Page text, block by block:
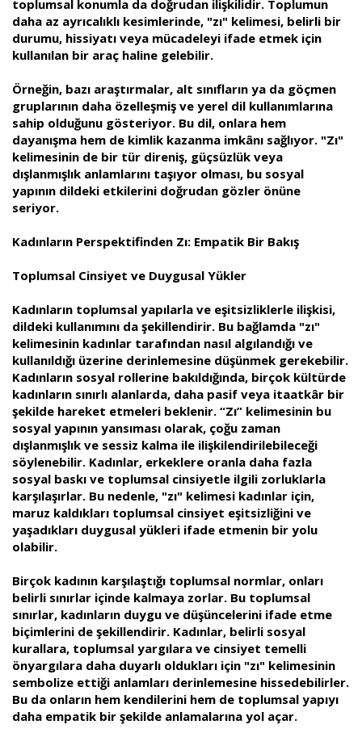
toplumsal konumla da doğrudan ilişkilidir. Toplumun
daha az ayrıcalıklı kesimlerinde, "zı" kelimesi, belirli bir
durumu, hissiyatı veya mücadeleyi ifade etmek için
kullanılan bir araç haline gelebilir.
Örneğin, bazı araştırmalar, alt sınıfların ya da göçmen
gruplarının daha özelleşmiş ve yerel dil kullanımlarına
sahip olduğunu gösteriyor. Bu dil, onlara hem
dayanışma hem de kimlik kazanma imkânı sağlıyor. "Zı"
kelimesinin de bir tür direniş, güçsüzlük veya
dışlanmışlık anlamlarını taşıyor olması, bu sosyal
yapının dildeki etkilerini doğrudan gözler önüne
seriyor.
Kadınların Perspektifinden Zı: Empatik Bir Bakış
Toplumsal Cinsiyet ve Duygusal Yükler
Kadınların toplumsal yapılarla ve eşitsizliklerle ilişkisi,
dildeki kullanımını da şekillendirir. Bu bağlamda "zı"
kelimesinin kadınlar tarafından nasıl algılandığı ve
kullanıldığı üzerine derinlemesine düşünmek gerekebilir.
Kadınların sosyal rollerine bakıldığında, birçok kültürde
kadınların sınırlı alanlarda, daha pasif veya itaatkâr bir
şekilde hareket etmeleri beklenir. “Zı” kelimesinin bu
sosyal yapının yansıması olarak, çoğu zaman
dışlanmışlık ve sessiz kalma ile ilişkilendirilebileceği
söylenebilir. Kadınlar, erkeklere oranla daha fazla
sosyal baskı ve toplumsal cinsiyetle ilgili zorluklarla
karşılaşırlar. Bu nedenle, "zı" kelimesi kadınlar için,
maruz kaldıkları toplumsal cinsiyet eşitsizliğini ve
yaşadıkları duygusal yükleri ifade etmenin bir yolu
olabilir.
Birçok kadının karşılaştığı toplumsal normlar, onları
belirli sınırlar içinde kalmaya zorlar. Bu toplumsal
sınırlar, kadınların duygu ve düşüncelerini ifade etme
biçimlerini de şekillendirir. Kadınlar, belirli sosyal
kurallara, toplumsal yargılara ve cinsiyet temelli
önyargılara daha duyarlı oldukları için "zı" kelimesinin
sembolize ettiği anlamları derinlemesine hissedebilirler.
Bu da onların hem kendilerini hem de toplumsal yapıyı
daha empatik bir şekilde anlamalarına yol açar.